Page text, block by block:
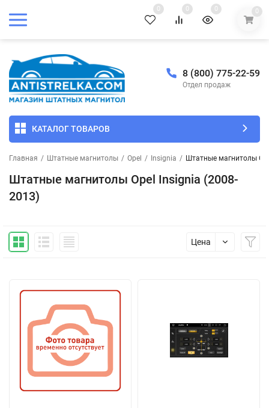
0 0 0 0
8 (800) 775-22-59
Отдел продаж
КАТАЛОГ ТОВАРОВ
Главная / Штатные магнитолы / Opel / Insignia / Штатные магнитолы
Штатные магнитолы Opel Insignia (2008-
2013)
Цена